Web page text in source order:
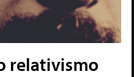
relativismo